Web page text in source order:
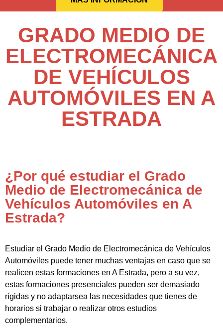
GRADO MEDIO DE
ELECTROMECÁNICA
DE VEHÍCULOS
AUTOMÓVILES EN A
ESTRADA
¿Por qué estudiar el Grado
Medio de Electromecánica de
Vehículos Automóviles en A
Estrada?
Estudiar el Grado Medio de Electromecánica de Vehículos
Automóviles puede tener muchas ventajas en caso que se
realicen estas formaciones en A Estrada, pero a su vez,
estas formaciones presenciales pueden ser demasiado
rígidas y no adaptarsea las necesidades que tienes de
horarios si trabajar o realizar otros estudios
complementarios.